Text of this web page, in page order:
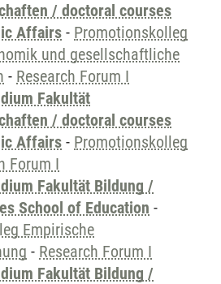
/ doctoral courses
Affairs - Promotionskolleg
und gesellschaftliche
- Research Forum I
Fakultät
/ doctoral courses
Affairs - Promotionskolleg
Forum I
Fakultät Bildung /
School of Education -
Empirische
- Research Forum I
Fakultät Bildung /